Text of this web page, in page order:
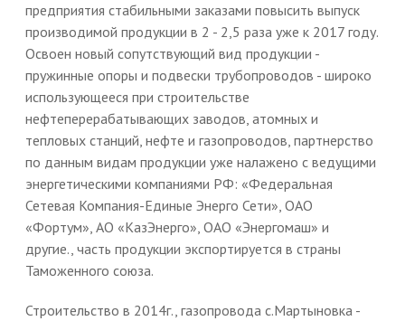
предприятия стабильными заказами повысить выпуск
производимой продукции в 2 - 2,5 раза уже к 2017 году.
Освоен новый сопутствующий вид продукции -
пружинные опоры и подвески трубопроводов - широко
использующееся при строительстве
нефтеперерабатывающих заводов, атомных и
тепловых станций, нефте и газопроводов, партнерство
по данным видам продукции уже налажено с ведущими
энергетическими компаниями РФ: «Федеральная
Сетевая Компания-Единые Энерго Сети», ОАО
«Фортум», АО «КазЭнерго», ОАО «Энергомаш» и
другие., часть продукции экспортируется в страны
Таможенного союза.
Строительство в 2014г., газопровода с.Мартыновка -